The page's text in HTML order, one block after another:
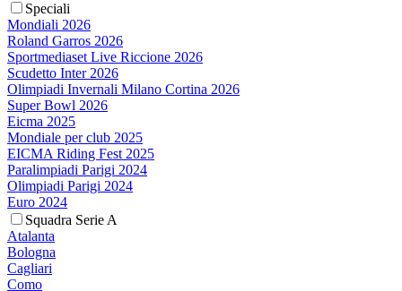
Speciali
Mondiali 2026
Roland Garros 2026
Sportmediaset Live Riccione 2026
Scudetto Inter 2026
Olimpiadi Invernali Milano Cortina 2026
Super Bowl 2026
Eicma 2025
Mondiale per club 2025
EICMA Riding Fest 2025
Paralimpiadi Parigi 2024
Olimpiadi Parigi 2024
Euro 2024
Squadra Serie A
Atalanta
Bologna
Cagliari
Como